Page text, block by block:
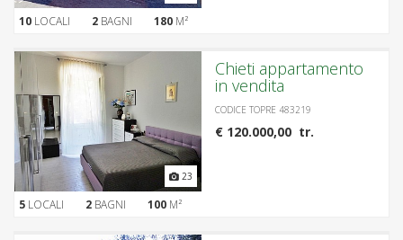
10 LOCALI 2 BAGNI 180 M²
23
Chieti appartamento
in vendita
CODICE TOPRE 483219
€ 120.000,00 tr.
5 LOCALI 2 BAGNI 100 M²